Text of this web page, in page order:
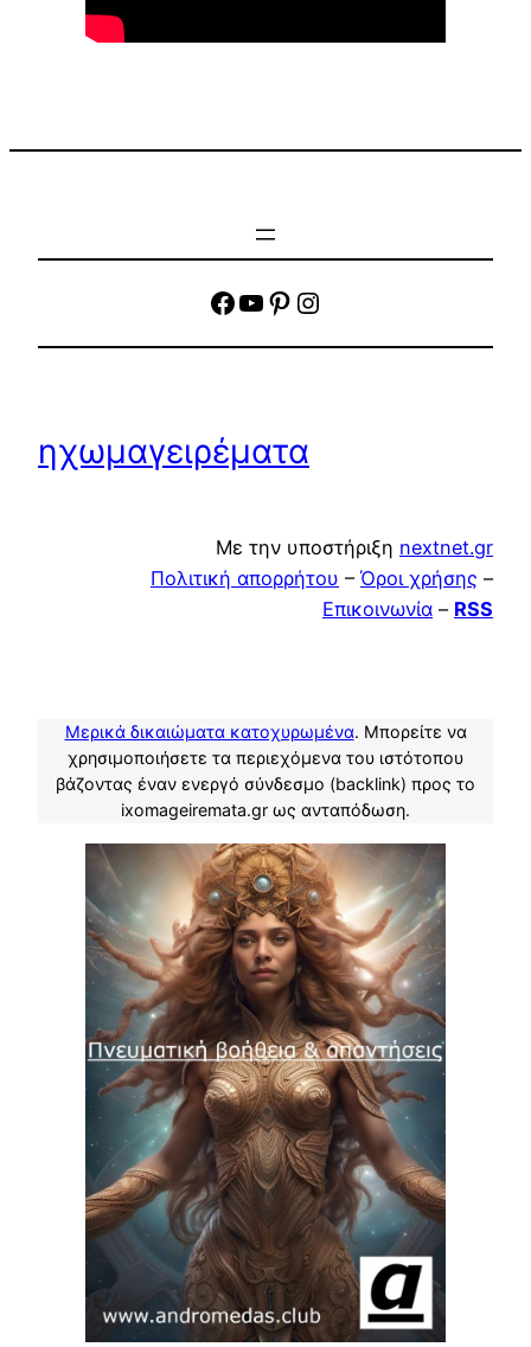
facebook
YouTube
Pinterest
Instagram
ηχωμαγειρέματα
Με την υποστήριξη nextnet.gr
Πολιτική απορρήτου – Όροι χρήσης –
Επικοινωνία – RSS
Μερικά δικαιώματα κατοχυρωμένα. Μπορείτε να
χρησιμοποιήσετε τα περιεχόμενα του ιστότοπου
βάζοντας έναν ενεργό σύνδεσμο (backlink) προς το
ixomageiremata.gr ως ανταπόδωση.